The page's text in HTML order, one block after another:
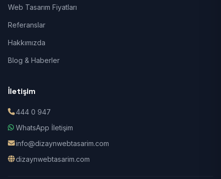
Web Tasarım Fiyatları
Referanslar
Hakkımızda
Blog & Haberler
İletişim
444 0 947
WhatsApp İletişim
info@dizaynwebtasarim.com
dizaynwebtasarim.com